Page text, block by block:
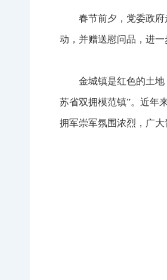
春节前夕，党委政
动，并赠送慰问品，进
金城镇是红色的土
苏省双拥模范镇”。近年
拥军崇军氛围浓烈，广